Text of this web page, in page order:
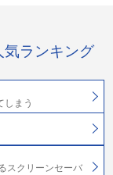
気ランキング
しまう
スクリーンセーバ